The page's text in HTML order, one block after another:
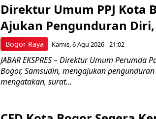
Bogor Raya
Direktur Umum PPJ Kota
Ajukan Pengunduran
Kamis, 6 Agu 2026 - 21:02
JABAR EKSPRES – Direktur Umum Perumda
Bogor, Samsudin, mengajukan
mengatakan, surat...